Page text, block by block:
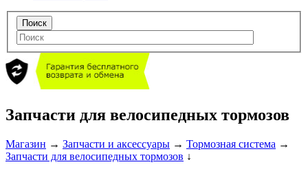
Запчасти для велосипедных тормозов
Магазин → Запчасти и аксессуары → Тормозная система →
Запчасти для велосипедных тормозов ↓